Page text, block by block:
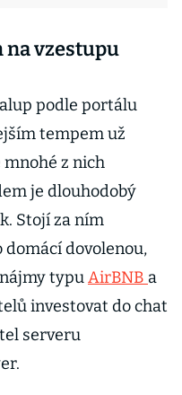
vzestupu
podle portálu
tempem už
z nich
je dlouhodobý
Stojí za ním
dovolenou,
typuAirBNB a
investovat do chat
serveru